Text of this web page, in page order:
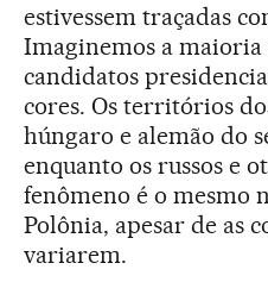
estivessem traçadas
Imaginemos a maioria
candidatos
cores. Os territórios
húngaro e alemão do
enquanto os russos e
fenômeno é o mesmo
Polônia, apesar de as
variarem.